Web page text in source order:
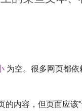
为空。很多网页都
的内容，但页面应该